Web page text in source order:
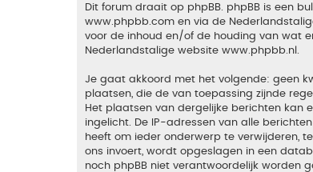
Dit forum draait op phpBB. phpBB is een
www.phpbb.com en via de
voor de inhoud en/of de houding van wat
Nederlandstalige website www.phpbb.nl
Je gaat akkoord met het volgende: geen
plaatsen, die de van toepassing zijnde
Het plaatsen van dergelijke berichten kan
ingelicht. De IP-adressen van alle
heeft om ieder onderwerp te verwijderen,
ons invoert, wordt opgeslagen in een
noch phpBB niet verantwoordelijk worden